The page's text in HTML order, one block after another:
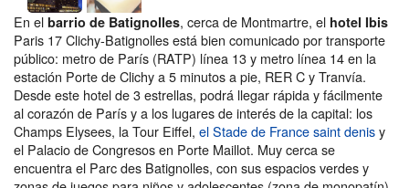
En el barrio de Batignolles, cerca de Montmartre, el hotel Ibis
Paris 17 Clichy-Batignolles está bien comunicado por transporte
público: metro de París (RATP) línea 13 y metro línea 14 en la
estación Porte de Clichy a 5 minutos a pie, RER C y Tranvía.
Desde este hotel de 3 estrellas, podrá llegar rápida y fácilmente
al corazón de París y a los lugares de interés de la capital: los
Champs Elysees, la Tour Eiffel, el Stade de France saint denisy
el Palacio de Congresos en Porte Maillot. Muy cerca se
encuentra el Parc des Batignolles, con sus espacios verdes y